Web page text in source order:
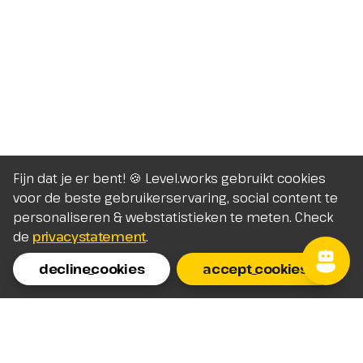
Fijn dat je er bent! 🍪 Level.works gebruikt cookies
voor de beste gebruikerservaring, social content te
personaliseren & webstatistieken te meten. Check
de privacystatement.
decline_cookies
accept_cookies